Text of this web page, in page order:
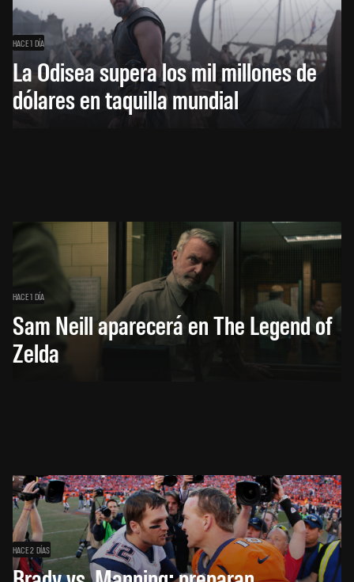
HACE 1 DÍA
La Odisea supera los mil millones de
dólares en taquilla mundial
HACE 1 DÍA
Sam Neill aparecerá en The Legend of
Zelda
HACE 2 DÍAS